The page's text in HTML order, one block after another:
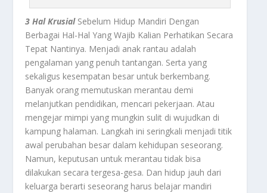
3 Hal Krusial Sebelum Hidup Mandiri Dengan
Berbagai Hal-Hal Yang Wajib Kalian Perhatikan Secara
Tepat Nantinya. Menjadi anak rantau adalah
pengalaman yang penuh tantangan. Serta yang
sekaligus kesempatan besar untuk berkembang.
Banyak orang memutuskan merantau demi
melanjutkan pendidikan, mencari pekerjaan. Atau
mengejar mimpi yang mungkin sulit di wujudkan di
kampung halaman. Langkah ini seringkali menjadi titik
awal perubahan besar dalam kehidupan seseorang.
Namun, keputusan untuk merantau tidak bisa
dilakukan secara tergesa-gesa. Dan hidup jauh dari
keluarga berarti seseorang harus belajar mandiri